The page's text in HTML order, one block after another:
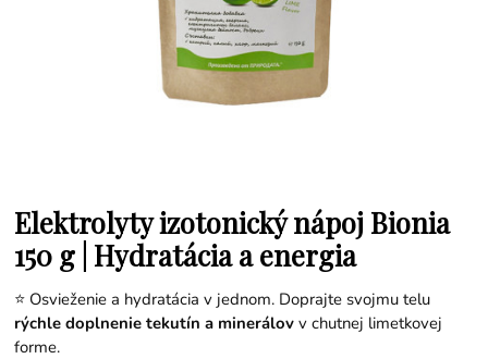
Elektrolyty izotonický nápoj Bionia
150 g | Hydratácia a energia
⭐ Osvieženie a hydratácia v jednom. Doprajte svojmu telu
rýchle doplnenie tekutín a minerálov v chutnej limetkovej
forme.